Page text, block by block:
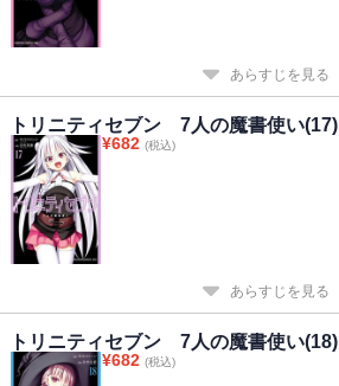
あらすじを見る
トリニティセブン 7人の魔書使い(17)
¥682 (税込)
あらすじを見る
トリニティセブン 7人の魔書使い(18)
¥682 (税込)